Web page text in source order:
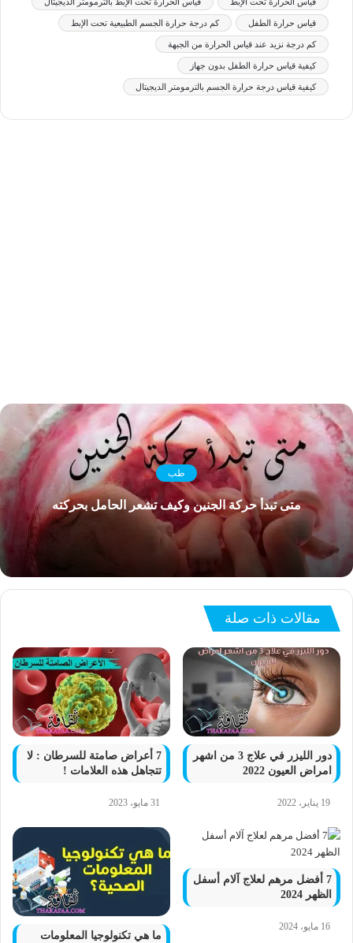
قياس حرارة الطفل كم درجة حرارة الجسم الطبيعية تحت الإبط
كم درجة نزيد عند قياس الحرارة من الجبهة
كيفية قياس حرارة الطفل بدون جهاز
كيفية قياس درجة حرارة الجسم بالترمومتر الديجيتال
طب
متى تبدأ حركة الجنين وكيف تشعر الحامل بحركته
مقالات ذات صلة
دور الليزر في علاج 3 من اشهر
امراض العيون 2022
19 يناير، 2022
7 أعراض صامتة للسرطان : لا
تتجاهل هذه العلامات !
31 مايو، 2023
7 أفضل مرهم لعلاج آلام أسفل
الظهر 2024
16 مايو، 2024
ما هي تكنولوجيا المعلومات